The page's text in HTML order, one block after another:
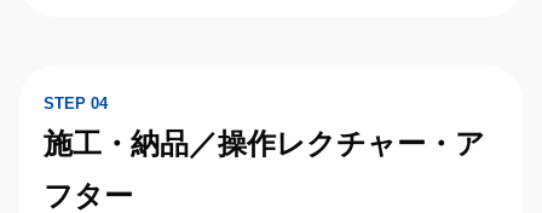
STEP 04
施工・納品／操作レクチャー・ア
フター